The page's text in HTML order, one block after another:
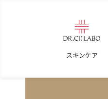
スキンケア